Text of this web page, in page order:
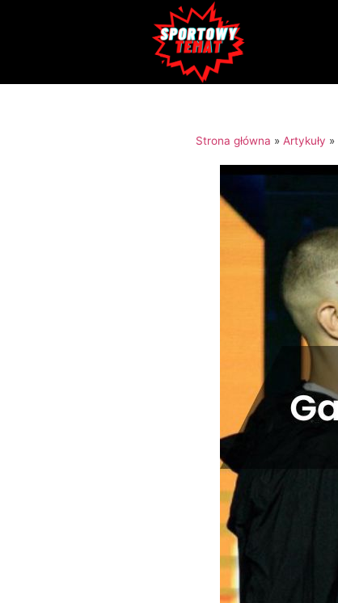
Strona główna » Artykuły »